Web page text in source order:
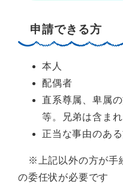
申請できる方
本人
配偶者
直系尊属、卑属
等。兄弟は含まれ
正当な事由のあ
※上記以外の方が手
の委任状が必要です